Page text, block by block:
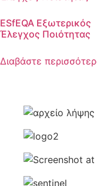
ESfEQA Εξωτερικός
Έλεγχος Ποιότητας
Διαβάστε